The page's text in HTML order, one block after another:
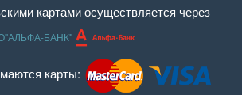
картами осуществляется через
БАНК"
карты: